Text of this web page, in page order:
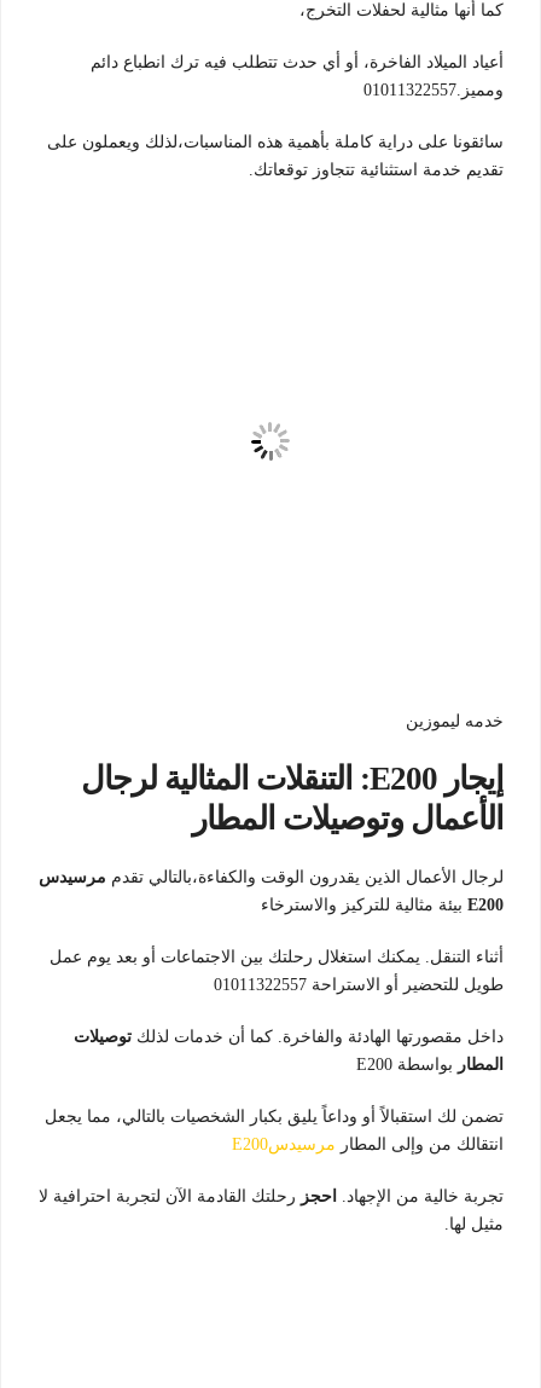
كما أنها مثالية لحفلات التخرج،
أعياد الميلاد الفاخرة، أو أي حدث تتطلب فيه ترك انطباع دائم
ومميز.01011322557
سائقونا على دراية كاملة بأهمية هذه المناسبات،لذلك ويعملون على
تقديم خدمة استثنائية تتجاوز توقعاتك.
خدمه ليموزين
إيجار E200: التنقلات المثالية لرجال
الأعمال وتوصيلات المطار
لرجال الأعمال الذين يقدرون الوقت والكفاءة،بالتالي تقدم مرسيدس
E200 بيئة مثالية للتركيز والاسترخاء
أثناء التنقل. يمكنك استغلال رحلتك بين الاجتماعات أو بعد يوم عمل
طويل للتحضير أو الاستراحة 01011322557
داخل مقصورتها الهادئة والفاخرة. كما أن خدمات لذلك توصيلات
المطار بواسطة E200
تضمن لك استقبالاً أو وداعاً يليق بكبار الشخصيات بالتالي، مما يجعل
انتقالك من وإلى المطار مرسيدسE200
تجربة خالية من الإجهاد. احجز رحلتك القادمة الآن لتجربة احترافية لا
مثيل لها.